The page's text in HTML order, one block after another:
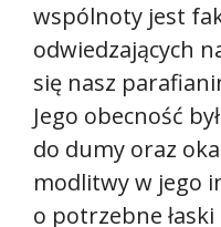
wspólnoty jest
odwiedzających
się nasz
Jego obecność
do dumy oraz
modlitwy w jego
o potrzebne